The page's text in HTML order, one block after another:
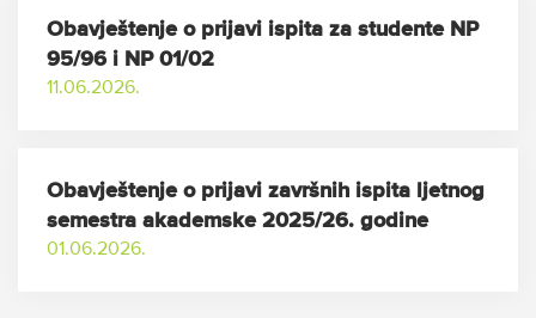
Obavještenje o prijavi ispita za studente NP
95/96 i NP 01/02
11.06.2026.
Obavještenje o prijavi završnih ispita ljetnog
semestra akademske 2025/26. godine
01.06.2026.